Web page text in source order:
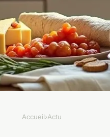
Accueil›Actu